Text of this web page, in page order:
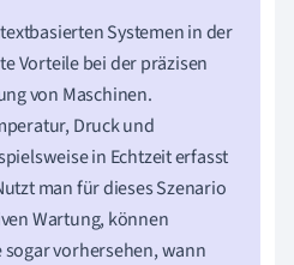
Systemen in der
Vorteile bei der präzisen
von Maschinen.
Druck und
in Echtzeit erfasst
man für dieses Szenario
Wartung, können
vorhersehen, wann